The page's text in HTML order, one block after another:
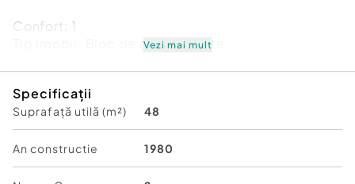
Confort: 1
Bloc de apartamente
Vezi mai mult
Specificații
Suprafață utilă (m²) 48
An constructie 1980